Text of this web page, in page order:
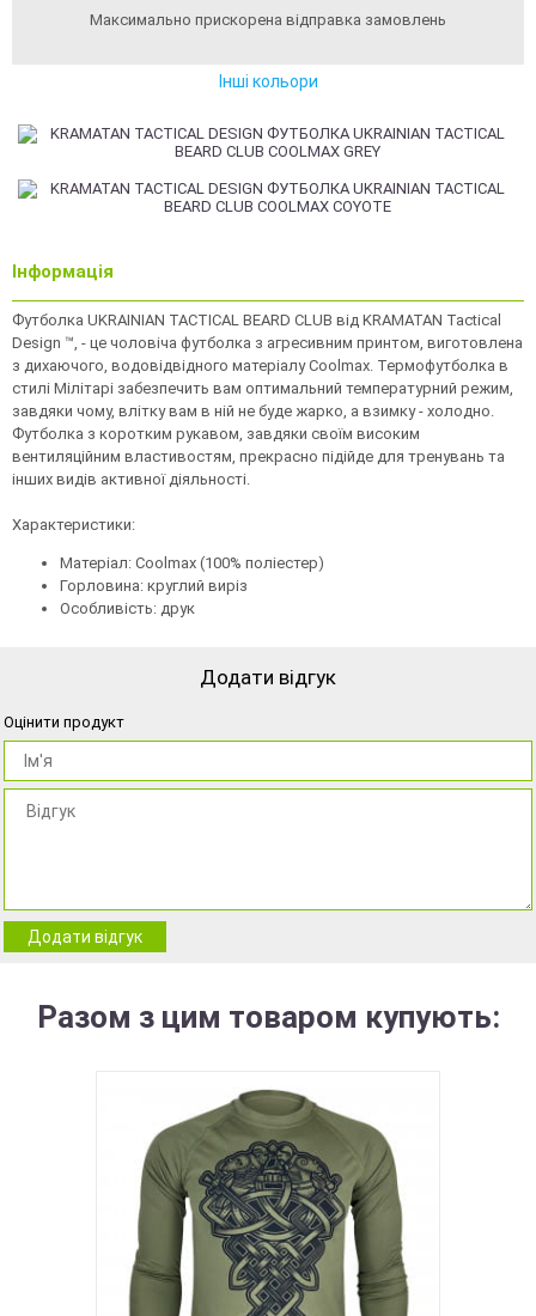
Максимально прискорена відправка замовлень
Інші кольори
Інформація
Футболка UKRAINIAN TACTICAL BEARD CLUB від KRAMATAN Tactical
Design ™, - це чоловіча футболка з агресивним принтом, виготовлена
з дихаючого, водовідвідного матеріалу Coolmax. Термофутболка в
стилі Мілітарі забезпечить вам оптимальний температурний режим,
завдяки чому, влітку вам в ній не буде жарко, а взимку - холодно.
Футболка з коротким рукавом, завдяки своїм високим
вентиляційним властивостям, прекрасно підійде для тренувань та
інших видів активної діяльності.
Характеристики:
Матеріал: Coolmax (100% поліестер)
Горловина: круглий виріз
Особливість: друк
Додати відгук
Оцінити продукт
Додати відгук
Разом з цим товаром купують: